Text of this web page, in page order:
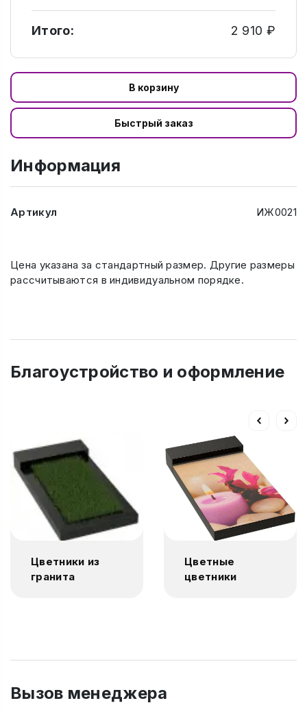
Итого: 2 910 ₽
В корзину
Быстрый заказ
Информация
Артикул ИЖ0021
Цена указана за стандартный размер. Другие размеры
рассчитываются в индивидуальном порядке.
Благоустройство и оформление
Цветники из
гранита
Цветные
цветники
Вызов менеджера